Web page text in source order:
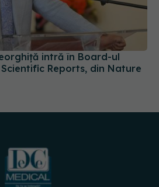
intră în Board-ul
Reports, din Nature